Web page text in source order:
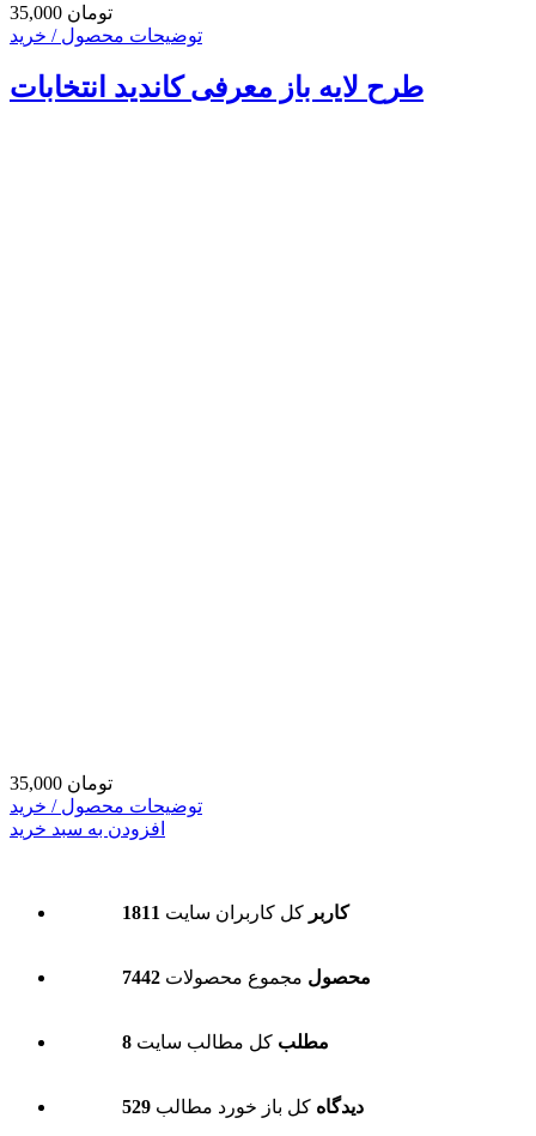
35,000 تومان
توضیحات محصول / خرید
طرح لایه باز معرفی کاندید انتخابات
35,000 تومان
توضیحات محصول / خرید
افزودن به سبد خرید
1811 کاربر کل کاربران سایت
7442 محصول مجموع محصولات
8 مطلب کل مطالب سایت
529 دیدگاه کل باز خورد مطالب